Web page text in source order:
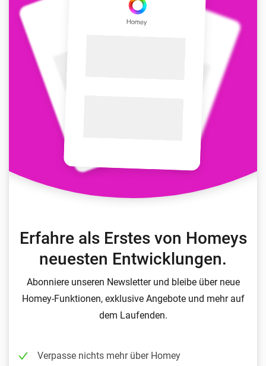
Erfahre als Erstes von Homeys
neuesten Entwicklungen.
Abonniere unseren Newsletter und bleibe über neue
Homey-Funktionen, exklusive Angebote und mehr auf
dem Laufenden.
Verpasse nichts mehr über Homey